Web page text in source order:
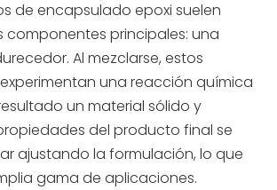
de encapsulado epoxi suelen
componentes principales: una
Al mezclarse, estos
una reacción química
un material sólido y
del producto final se
ajustando la formulación, lo que
gama de aplicaciones.